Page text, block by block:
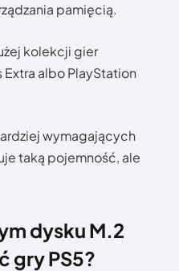
pamięcią.
kolekcji gier
albo PlayStation
wymagających
taką pojemność, ale
dysku M.2
gry PS5?